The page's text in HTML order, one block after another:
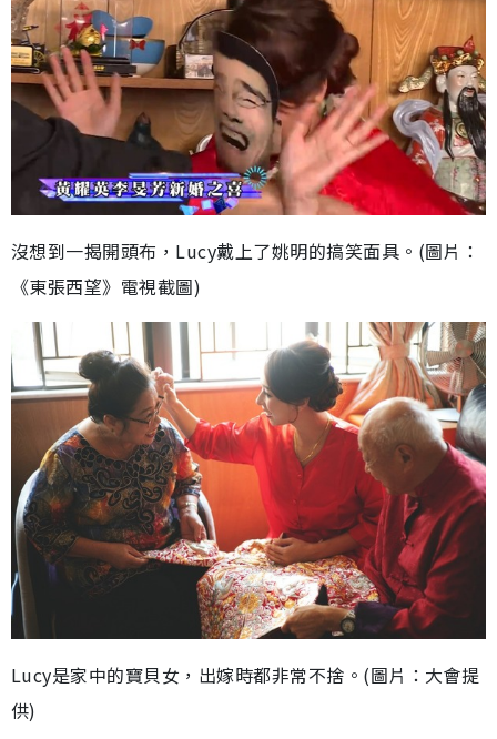
沒想到一揭開頭布，Lucy戴上了姚明的搞笑面具。(圖片：
《東張西望》電視截圖)
Lucy是家中的寶貝女，出嫁時都非常不捨。(圖片：大會提
供)